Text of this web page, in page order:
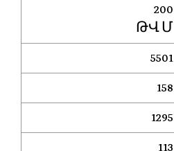
200
ԹՎ Մ
5501
158
1295